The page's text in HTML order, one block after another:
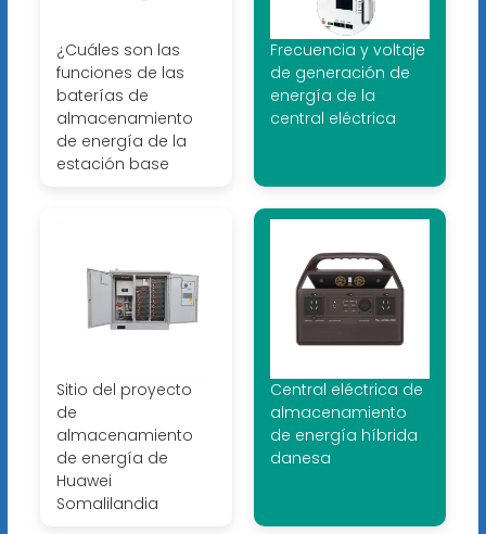
¿Cuáles son las
funciones de las
baterías de
almacenamiento
de energía de la
estación base
Frecuencia y voltaje
de generación de
energía de la
central eléctrica
Sitio del proyecto
de
almacenamiento
de energía de
Huawei
Somalilandia
Central eléctrica de
almacenamiento
de energía híbrida
danesa